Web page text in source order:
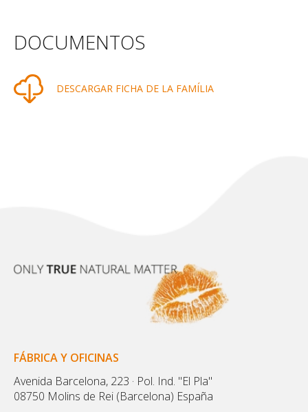
DOCUMENTOS
DESCARGAR FICHA DE LA FAMÍLIA
FÁBRICA Y OFICINAS
Avenida Barcelona, 223 · Pol. Ind. "El Pla"
08750 Molins de Rei (Barcelona) España